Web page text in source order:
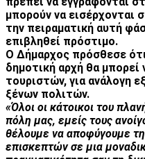
μπορούν να εισέρχονται
την πειραματική αυτή
επιβληθεί πρόστιμο.
Ο Δήμαρχος πρόσθεσε
δημοτική αρχή θα
τουριστών, για ανάλογη
ξένων πολιτών.
«Όλοι οι κάτοικοι του
πόλη μας, εμείς τους
θέλουμε να αποφύγουμε
επισκεπτών σε μια